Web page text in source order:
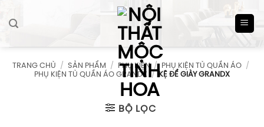
TRANG CHỦ / SẢN PHẨM / PHỤ KIỆN / PHỤ KIỆN TỦ QUẦN ÁO
/
PHỤ KIỆN TỦ QUẦN ÁO GRANDX
/ KỆ ĐỂ GIÀY GRANDX
BỘ LỌC